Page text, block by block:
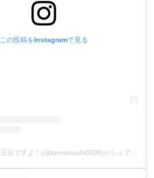
この投稿をInstagramで見る
虫ですよ！(@tamamushi0508)がシェアした投